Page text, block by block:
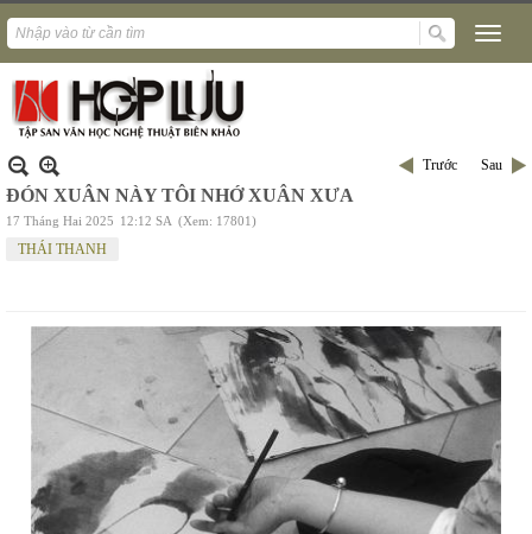
Trước Sau
ĐÓN XUÂN NÀY TÔI NHỚ XUÂN XƯA
17 Tháng Hai 2025 12:12 SA (Xem: 17801)
THÁI THANH